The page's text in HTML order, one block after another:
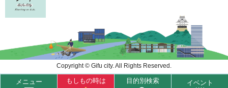
メニュー もしもの時は 目的別検索 イベント
Copyright © Gifu city. All Rights Reserved.